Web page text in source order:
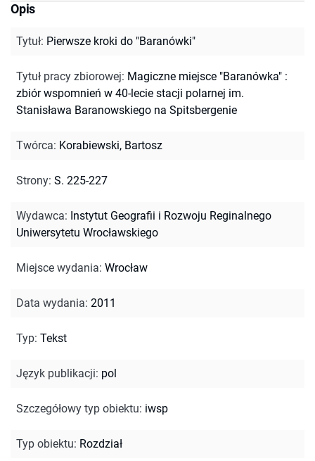
Opis
Tytuł: Pierwsze kroki do "Baranówki"
Tytuł pracy zbiorowej: Magiczne miejsce "Baranówka" :
zbiór wspomnień w 40-lecie stacji polarnej im.
Stanisława Baranowskiego na Spitsbergenie
Twórca: Korabiewski, Bartosz
Strony: S. 225-227
Wydawca: Instytut Geografii i Rozwoju Reginalnego
Uniwersytetu Wrocławskiego
Miejsce wydania: Wrocław
Data wydania: 2011
Typ: Tekst
Język publikacji: pol
Szczegółowy typ obiektu: iwsp
Typ obiektu: Rozdział